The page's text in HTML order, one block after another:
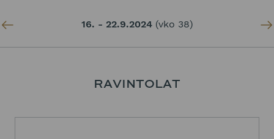
16. - 22.9.2024(vko 38)
RAVINTOLAT